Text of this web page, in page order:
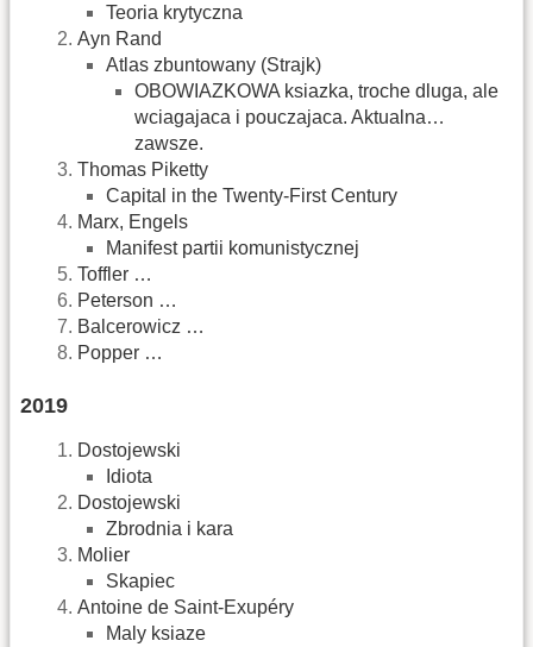
Teoria krytyczna
Ayn Rand
Atlas zbuntowany (Strajk)
OBOWIAZKOWA ksiazka, troche dluga, ale
wciagajaca i pouczajaca. Aktualna…
zawsze.
Thomas Piketty
Capital in the Twenty-First Century
Marx, Engels
Manifest partii komunistycznej
Toffler …
Peterson …
Balcerowicz …
Popper …
2019
Dostojewski
Idiota
Dostojewski
Zbrodnia i kara
Molier
Skapiec
Antoine de Saint-Exupéry
Maly ksiaze